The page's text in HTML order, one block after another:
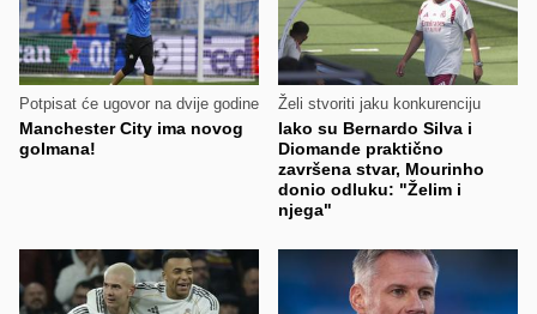
Potpisat će ugovor na dvije godine
Manchester City ima novog
golmana!
Želi stvoriti jaku konkurenciju
Iako su Bernardo Silva i
Diomande praktično
završena stvar, Mourinho
donio odluku: "Želim i
njega"